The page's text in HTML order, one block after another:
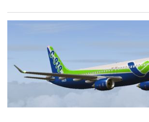
KÖZLEKEDÉSFEJLESZTÉS
ZÖLDÚT